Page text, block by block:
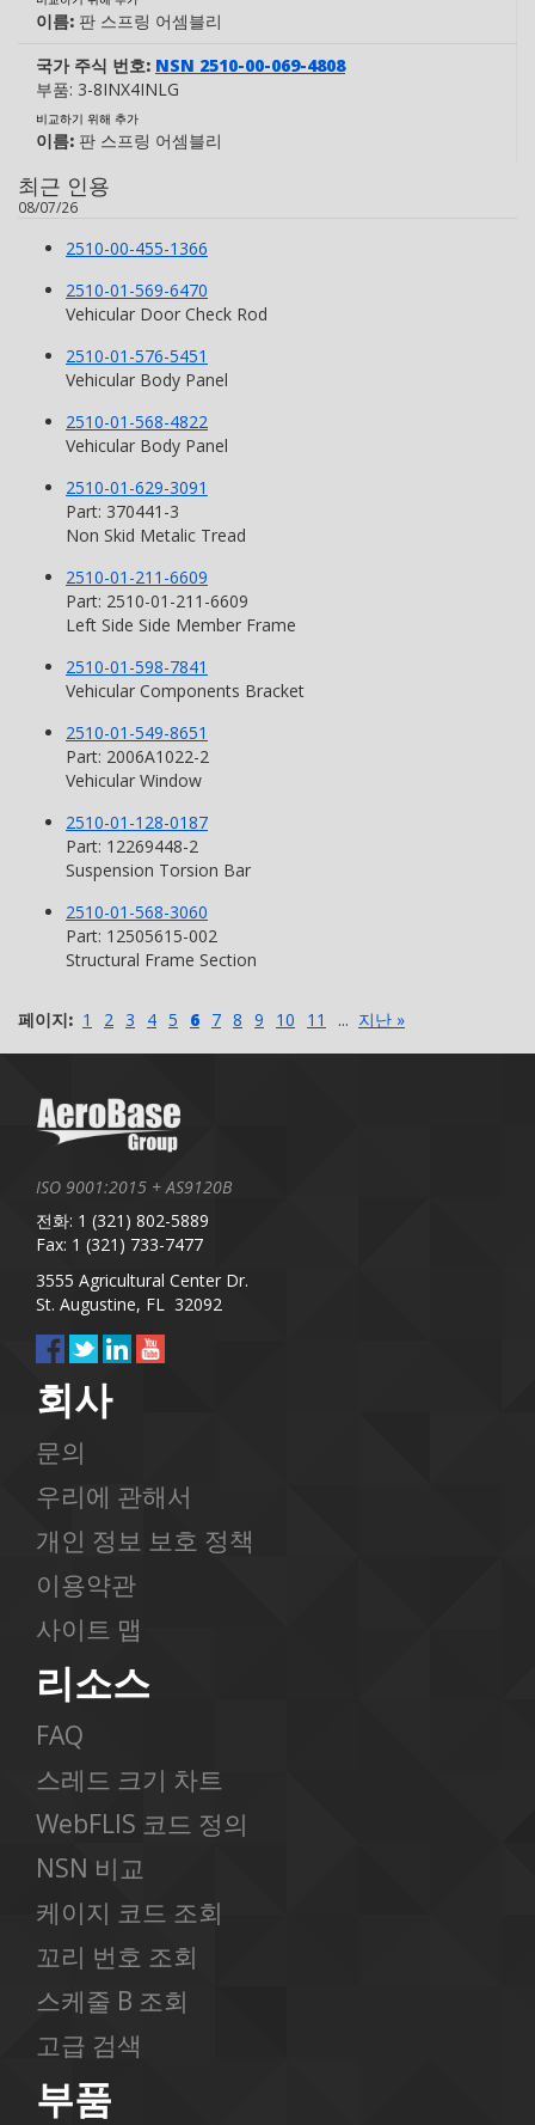
이름: 판 스프링 어셈블리
국가 주식 번호: NSN 2510-00-069-4808
부품: 3-8INX4INLG
비교하기 위해 추가
이름: 판 스프링 어셈블리
최근 인용
08/07/26
2510-00-455-1366
2510-01-569-6470
Vehicular Door Check Rod
2510-01-576-5451
Vehicular Body Panel
2510-01-568-4822
Vehicular Body Panel
2510-01-629-3091
Part: 370441-3
Non Skid Metalic Tread
2510-01-211-6609
Part: 2510-01-211-6609
Left Side Side Member Frame
2510-01-598-7841
Vehicular Components Bracket
2510-01-549-8651
Part: 2006A1022-2
Vehicular Window
2510-01-128-0187
Part: 12269448-2
Suspension Torsion Bar
2510-01-568-3060
Part: 12505615-002
Structural Frame Section
페이지: 1 2 3 4 5 6 7 8 9 10 11 ... 지난 »
ISO 9001:2015 + AS9120B
전화: 1 (321) 802-5889
Fax: 1 (321) 733-7477
3555 Agricultural Center Dr.
St. Augustine, FL 32092
회사
문의
우리에 관해서
개인 정보 보호 정책
이용약관
사이트 맵
리소스
FAQ
스레드 크기 차트
WebFLIS 코드 정의
NSN 비교
케이지 코드 조회
꼬리 번호 조회
스케줄 B 조회
고급 검색
부품